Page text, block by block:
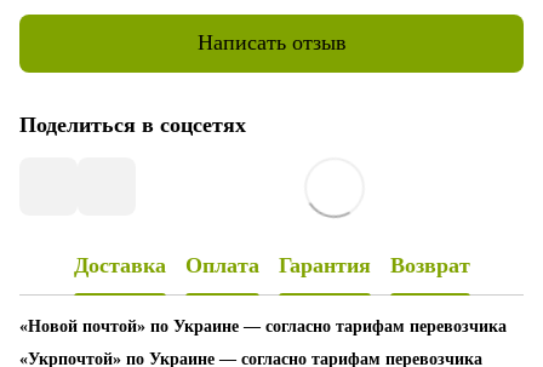
Написать отзыв
Поделиться в соцсетях
Доставка Оплата Гарантия Возврат
«Новой почтой» по Украине — согласно тарифам перевозчика
«Укрпочтой» по Украине — согласно тарифам перевозчика